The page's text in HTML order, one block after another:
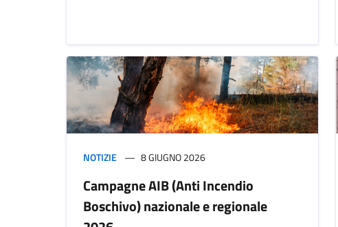
NOTIZIE 8 GIUGNO 2026
Campagne AIB (Anti Incendio
Boschivo) nazionale e regionale